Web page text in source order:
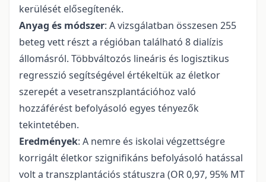
kerülését elősegítenék.
Anyag és módszer: A vizsgálatban összesen 255
beteg vett részt a régióban található 8 dialízis
állomásról. Többváltozós lineáris és logisztikus
regresszió segítségével értékeltük az életkor
szerepét a vesetranszplantációhoz való
hozzáférést befolyásoló egyes tényezők
tekintetében.
Eredmények: A nemre és iskolai végzettségre
korrigált életkor szignifikáns befolyásoló hatással
volt a transzplantációs státuszra (OR 0,97, 95% MT